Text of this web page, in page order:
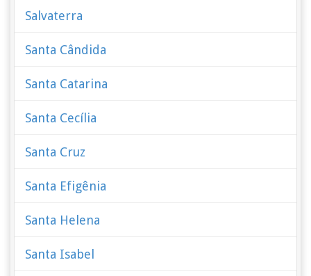
Salvaterra
Santa Cândida
Santa Catarina
Santa Cecília
Santa Cruz
Santa Efigênia
Santa Helena
Santa Isabel